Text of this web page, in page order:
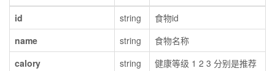
id
string
食物id
name
string
食物名称
calory
string
健康等级 1 2 3 分别是推荐